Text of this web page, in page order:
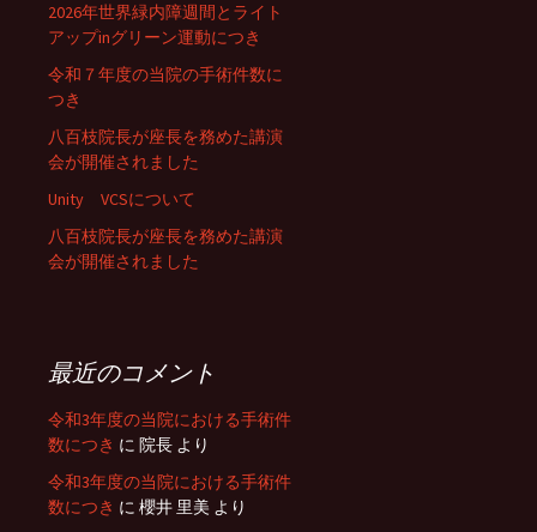
2026年世界緑内障週間とライト
アップinグリーン運動につき
令和７年度の当院の手術件数に
つき
八百枝院長が座長を務めた講演
会が開催されました
Unity VCSについて
八百枝院長が座長を務めた講演
会が開催されました
最近のコメント
令和3年度の当院における手術件
数につき に 院長 より
令和3年度の当院における手術件
数につき に 櫻井 里美 より